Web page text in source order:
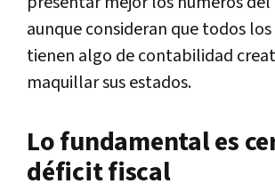
aunque consideran que todos
tienen algo de contabilidad
maquillar sus estados.
Lo fundamental es
déficit fiscal